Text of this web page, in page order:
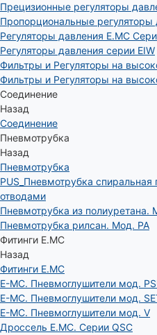
Прецизионные регуляторы
Пропорциональные регуляторы
Регуляторы давления E.MC
Регуляторы давления серии EIW
Фильтры и Регуляторы на
Фильтры и Регуляторы на
Соединение
Назад
Соединение
Пневмотрубка
Назад
Пневмотрубка
PUS_Пневмотрубка
отводами
Пневмотрубка из полиуретана.
Пневмотрубка рилсан. Мод. PA
Фитинги E.MC
Назад
Фитинги E.MC
E-MC. Пневмоглушители мод.
E-MC. Пневмоглушители мод.
E-MC. Пневмоглушители мод. V
Дроссель E.MC. Серии QSC